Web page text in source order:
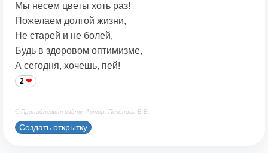
Мы несем цветы хоть раз!
Пожелаем долгой жизни,
Не старей и не болей,
Будь в здоровом оптимизме,
А сегодня, хочешь, пей!
2
© Принадлежит сайту. Автор: Печенова В.В.
Создать открытку